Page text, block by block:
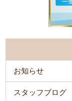
お知らせ
スタッフブログ